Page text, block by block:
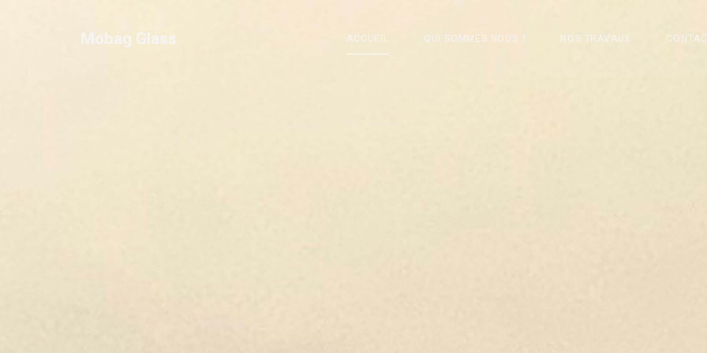
Mobag Glass ACCUEIL QUI SOMMES NOUS ? NOS TRAVAUX